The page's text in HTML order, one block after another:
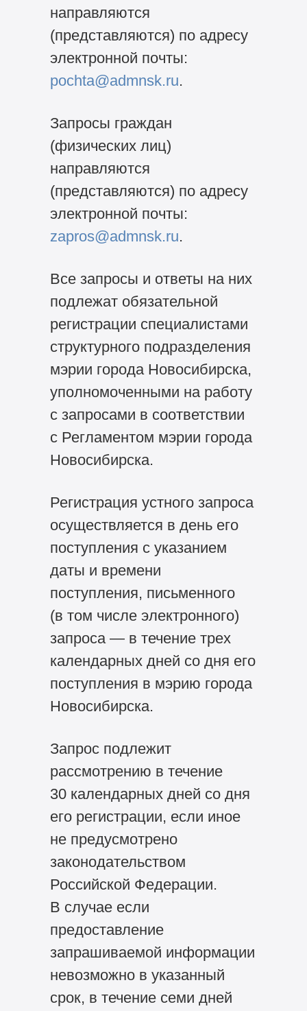
направляются
(представляются) по адресу
электронной почты:
pochta@admnsk.ru.
Запросы граждан
(физических лиц)
направляются
(представляются) по адресу
электронной почты:
zapros@admnsk.ru.
Все запросы и ответы на них
подлежат обязательной
регистрации специалистами
структурного подразделения
мэрии города Новосибирска,
уполномоченными на работу
с запросами в соответствии
с Регламентом мэрии города
Новосибирска.
Регистрация устного запроса
осуществляется в день его
поступления с указанием
даты и времени
поступления, письменного
(в том числе электронного)
запроса — в течение трех
календарных дней со дня его
поступления в мэрию города
Новосибирска.
Запрос подлежит
рассмотрению в течение
30 календарных дней со дня
его регистрации, если иное
не предусмотрено
законодательством
Российской Федерации.
В случае если
предоставление
запрашиваемой информации
невозможно в указанный
срок, в течение семи дней